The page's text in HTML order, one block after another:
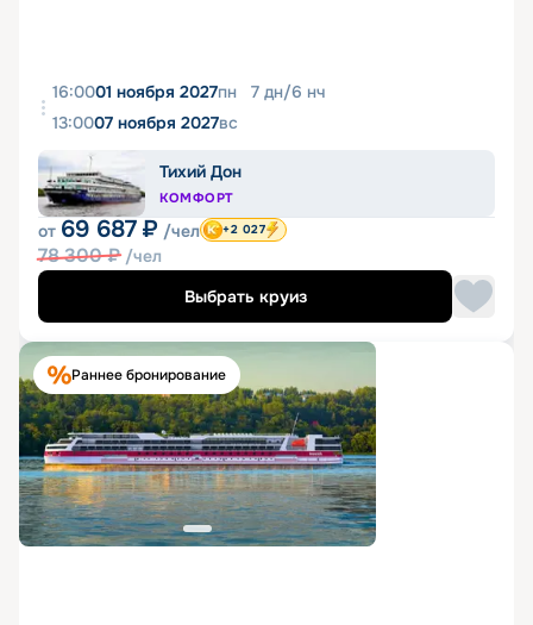
16:0001 ноября 2027пн 7 дн/6 нч
13:0007 ноября 2027вс
Тихий Дон
КОМФОРТ
от 69 687 ₽ /чел
78 300₽ /чел
+2 027
Выбрать круиз
Раннее бронирование